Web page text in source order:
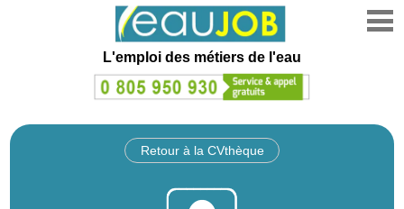
L'emploi des métiers de l'eau
Retour à la CVthèque